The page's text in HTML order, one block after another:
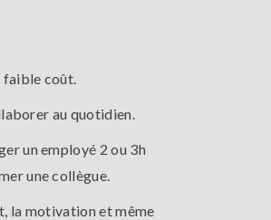
coût.
au quotidien.
un employé 2 ou 3h
une collègue.
la motivation et même